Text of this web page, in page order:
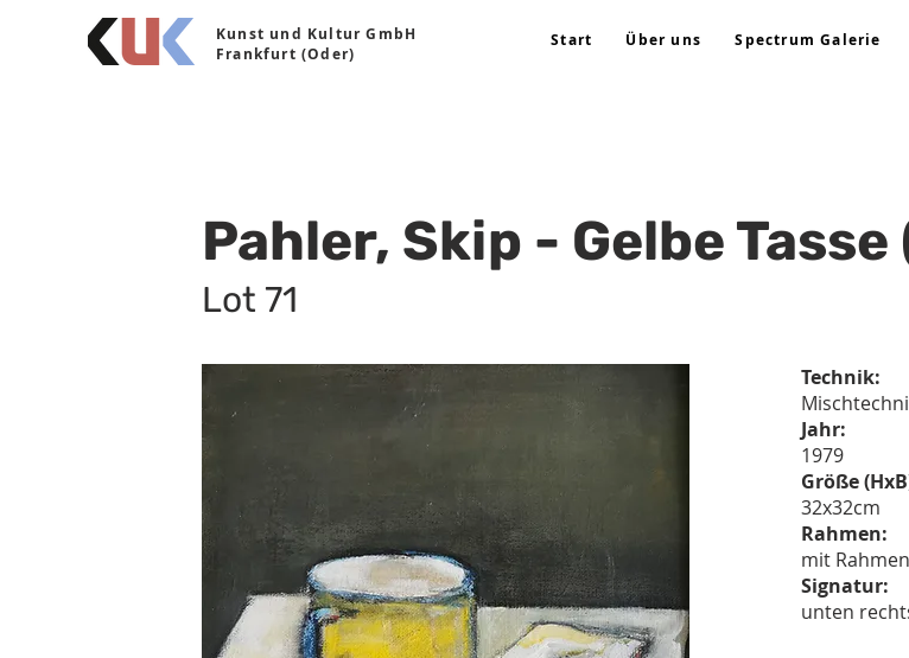
Kunst und Kultur GmbH
Frankfurt (Oder)
Start Über uns Spectrum Galerie
Pahler, Skip - Gelbe
Lot 71
Technik:
Jahr:
1979
Größe
32x32cm
Rahmen:
mit Rahmen
Signatur:
unten